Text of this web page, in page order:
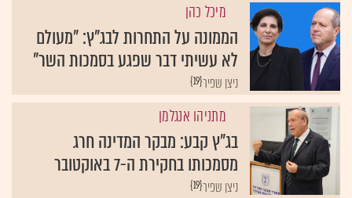
מיכל כהן
הממונה על התחרות לבג"ץ: "מעולם
לא עשיתי דבר שפגע בסמכות השר"
{19}ניצן שפיר
מתניהו אנגלמן
בג"ץ קבע: מבקר המדינה חרג
מסמכותו בחקירת ה-7 באוקטובר
{19}ניצן שפיר